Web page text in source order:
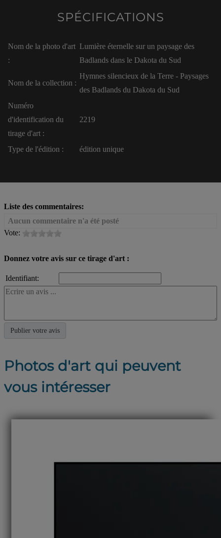
SPÉCIFICATIONS
Nom de la photo d'art
:
Lumière éternelle sur un paysage des
Badlands dans le Dakota du Sud
Nom de la collection :
Hymnes silencieux de la Terre - Paysages
des Badlands du Dakota du Sud
Numéro
d'identification du
tirage d'art :
2219
Type de l'édition : édition unique
Liste des commentaires:
Aucun commentaire n'a été posté
Vote:
Donnez votre avis sur ce tirage d'art :
Identifiant:
Photos d'art qui peuvent
vous intéresser